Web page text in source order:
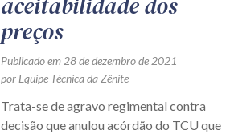
preços
Publicado em 28 de dezembro de 2021
por Equipe Técnica da Zênite
Trata-se de agravo regimental contra
decisão que anulou acórdão do TCU que